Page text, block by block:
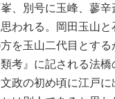
、別号に玉峰、蓼
われる。岡田玉山
を玉山二代目とする
考』に記される法
政の初め頃に江戸に